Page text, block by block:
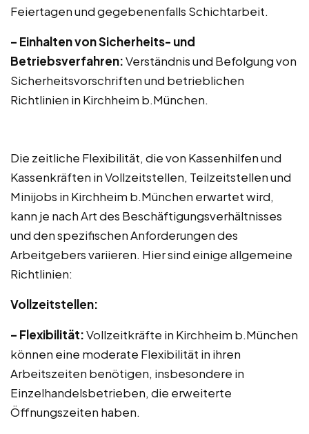
Feiertagen und gegebenenfalls Schichtarbeit.
– Einhalten von Sicherheits- und
Betriebsverfahren:Verständnis und Befolgung von
Sicherheitsvorschriften und betrieblichen
Richtlinien in Kirchheim b.München.
Die zeitliche Flexibilität, die von Kassenhilfen und
Kassenkräften in Vollzeitstellen, Teilzeitstellen und
Minijobs in Kirchheim b.München erwartet wird,
kann je nach Art des Beschäftigungsverhältnisses
und den spezifischen Anforderungen des
Arbeitgebers variieren. Hier sind einige allgemeine
Richtlinien:
Vollzeitstellen:
– Flexibilität:Vollzeitkräfte in Kirchheim b.München
können eine moderate Flexibilität in ihren
Arbeitszeiten benötigen, insbesondere in
Einzelhandelsbetrieben, die erweiterte
Öffnungszeiten haben.